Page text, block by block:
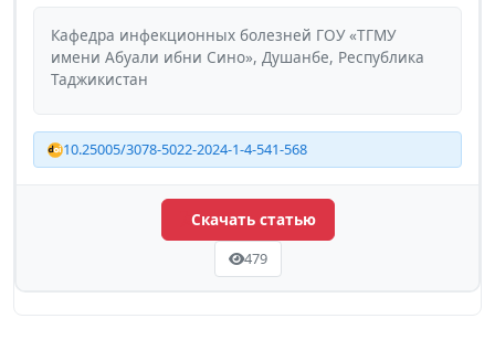
Кафедра инфекционных болезней ГОУ «ТГМУ
имени Абуали ибни Сино», Душанбе, Республика
Таджикистан
10.25005/3078-5022-2024-1-4-541-568
Скачать статью
479